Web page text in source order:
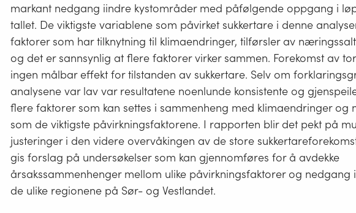
markant nedgang iindre kystområder med påfølgende oppgang i
tallet. De viktigste variablene som påvirket sukkertare i denne
faktorer som har tilknytning til klimaendringer, tilførsler av
og det er sannsynlig at flere faktorer virker sammen. Forekomst av
ingen målbar effekt for tilstanden av sukkertare. Selv om
analysene var lav var resultatene noenlunde konsistente og
flere faktorer som kan settes i sammenheng med klimaendringer og
som de viktigste påvirkningsfaktorene. I rapporten blir det pekt på
justeringer i den videre overvåkingen av de store
gis forslag på undersøkelser som kan gjennomføres for å avdekke
årsakssammenhenger mellom ulike påvirkningsfaktorer og nedgang
de ulike regionene på Sør- og Vestlandet.